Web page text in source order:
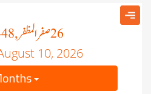
26صفر المظفر, 1448
10, 2026